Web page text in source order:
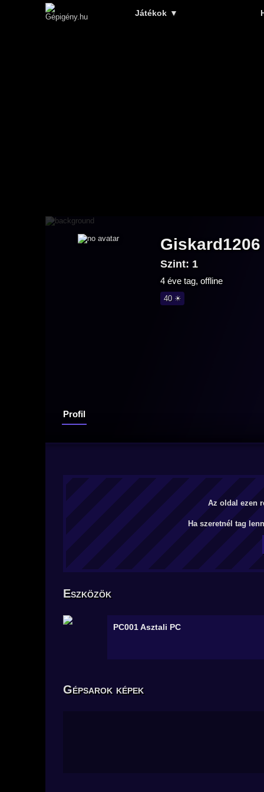
Játékok ▼
Giskard1206
Szint: 1
4 éve tag, offline
40 ☀
Profil
Az oldal ezen
Ha szeretnél tag
Eszközök
PC001Asztali PC
Gépsarok képek